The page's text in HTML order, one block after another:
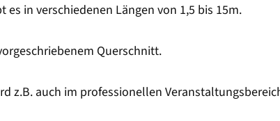
es in verschiedenen Längen von 1,5 bis 15m.
Querschnitt.
z.B. auch im professionellen